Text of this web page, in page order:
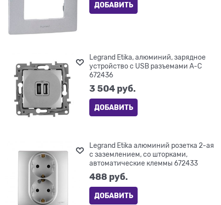
ДОБАВИТЬ
Legrand Etika, алюминий, зарядное
устройство с USB разъемами A-C
672436
3 504 руб.
ДОБАВИТЬ
Legrand Etika алюминий розетка 2-ая
с заземлением, со шторками,
автоматические клеммы 672433
488 руб.
ДОБАВИТЬ